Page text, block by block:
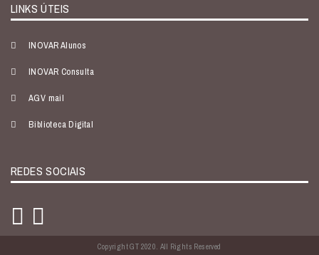
LINKS ÚTEIS
INOVAR Alunos
INOVAR Consulta
AGV mail
Biblioteca Digital
REDES SOCIAIS
Copyright GT 2020. All Rights Reserved